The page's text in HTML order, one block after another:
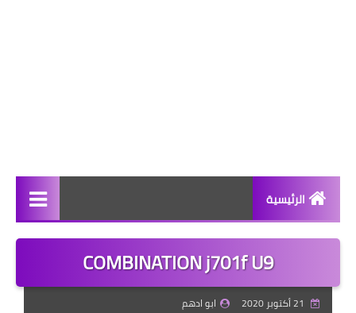
الرئيسية
هــارد وير
ســوفت ويـر
COMBINATION j701f U9
ابو ادهم